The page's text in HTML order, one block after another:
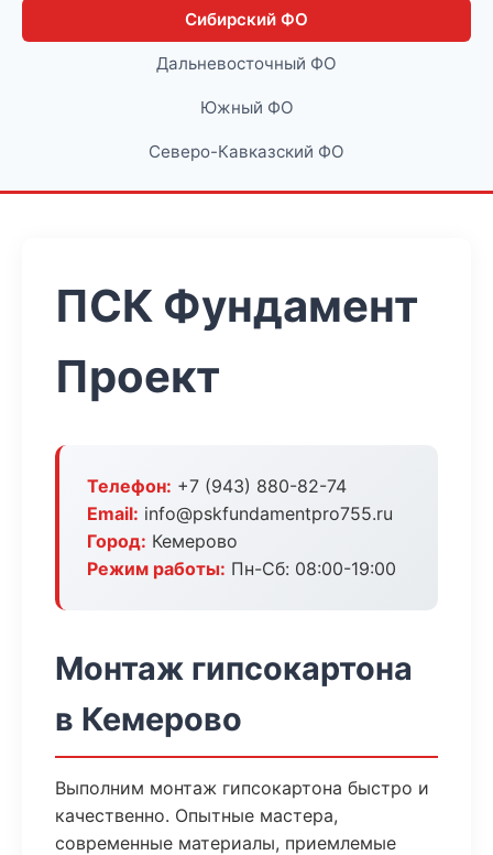
Сибирский ФО
Дальневосточный ФО
Южный ФО
Северо-Кавказский ФО
ПСК Фундамент
Проект
Телефон: +7 (943) 880-82-74
Email: info@pskfundamentpro755.ru
Город: Кемерово
Режим работы: Пн-Сб: 08:00-19:00
Монтаж гипсокартона
в Кемерово
Выполним монтаж гипсокартона быстро и
качественно. Опытные мастера,
современные материалы, приемлемые